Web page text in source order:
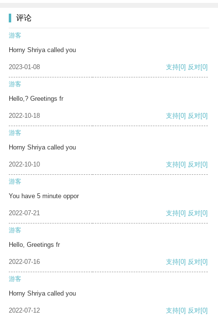
评论
游客
Horny Shriya called you
2023-01-08 支持[0] 反对[0]
游客
Hello,? Greetings fr
2022-10-18 支持[0] 反对[0]
游客
Horny Shriya called you
2022-10-10 支持[0] 反对[0]
游客
You have 5 minute oppor
2022-07-21 支持[0] 反对[0]
游客
Hello, Greetings fr
2022-07-16 支持[0] 反对[0]
游客
Horny Shriya called you
2022-07-12 支持[0] 反对[0]